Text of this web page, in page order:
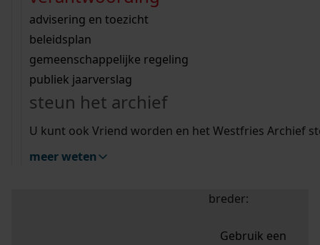
bouwvergunningen
omgevingsvergunningen
vergunningen
beeld en geluid
uitleg nodig?
Wij helpen u op weg met een aantal zoektips.
bekijk alle zoektips
Wij helpen u op weg met een aantal zoektips.
bekijk alle zoektips
bekijk ons geschiedenislokaal
advisering en toezicht
beleidsplan
gemeenschappelijke regeling
publiek jaarverslag
steun het archief
U kunt ook Vriend worden en het Westfries Archief
meer weten
zoektips
Mijn Studiezaal (inloggen)
uw zoekopdracht te
breder:
Gebruik een